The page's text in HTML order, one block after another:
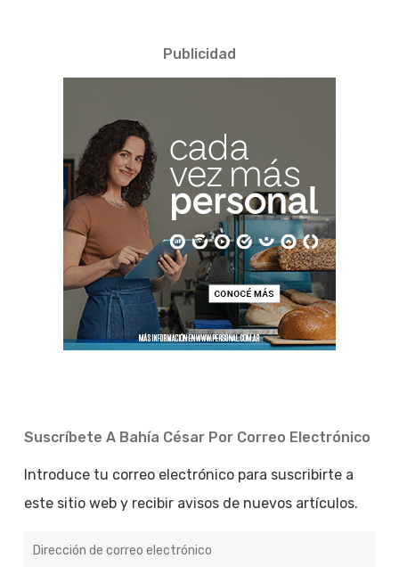
Publicidad
Suscríbete A Bahía César Por Correo Electrónico
Introduce tu correo electrónico para suscribirte a
este sitio web y recibir avisos de nuevos artículos.
de